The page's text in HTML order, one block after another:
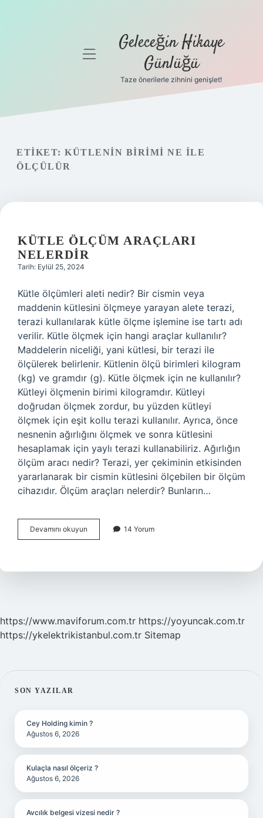
Gizlilik
Yasal Uyarı
menüyü Geleceğin Hikaye
Günlüğü
Taze önerilerle zihnini genişlet!
ETIKET: KÜTLENIN BIRIMI NE ILE
ÖLÇÜLÜR
KÜTLE ÖLÇÜM ARAÇLARI
NELERDIR
Tarih: Eylül 25, 2024
Kütle ölçümleri aleti nedir? Bir cismin veya
maddenin kütlesini ölçmeye yarayan alete terazi,
terazi kullanılarak kütle ölçme işlemine ise tartı adı
verilir. Kütle ölçmek için hangi araçlar kullanılır?
Maddelerin niceliği, yani kütlesi, bir terazi ile
ölçülerek belirlenir. Kütlenin ölçü birimleri kilogram
(kg) ve gramdır (g). Kütle ölçmek için ne kullanılır?
Kütleyi ölçmenin birimi kilogramdır. Kütleyi
doğrudan ölçmek zordur, bu yüzden kütleyi
ölçmek için eşit kollu terazi kullanılır. Ayrıca, önce
nesnenin ağırlığını ölçmek ve sonra kütlesini
hesaplamak için yaylı terazi kullanabiliriz. Ağırlığın
ölçüm aracı nedir? Terazi, yer çekiminin etkisinden
yararlanarak bir cismin kütlesini ölçebilen bir ölçüm
cihazıdır. Ölçüm araçları nelerdir? Bunların…
Devamını okuyun
Ölçüm
14 Yorum
https://www.maviforum.com.tr https://yoyuncak.com.tr
https://ykelektrikistanbul.com.tr Sitemap
SIDEBAR
SON YAZILAR
Cey Holding kimin ?
Ağustos 6, 2026
Kulaçla nasıl ölçeriz ?
Ağustos 6, 2026
Avcılık belgesi vizesi nedir ?